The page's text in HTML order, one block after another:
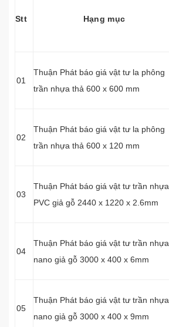
Stt Hạng mục
01
Thuận Phát báo giá vật tư la phông
trần nhựa thả 600 x 600 mm
02
Thuận Phát báo giá vật tư la phông
trần nhựa thả 600 x 120 mm
03
Thuận Phát báo giá vật tư trần nhựa
PVC giả gỗ 2440 x 1220 x 2.6mm
04
Thuận Phát báo giá vật tư trần nhựa
nano giả gỗ 3000 x 400 x 6mm
05
Thuận Phát báo giá vật tư trần nhựa
nano giả gỗ 3000 x 400 x 9mm